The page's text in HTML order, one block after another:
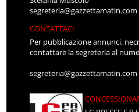
segreteria@gazzettamatin.com
CONTATTACI
Per pubblicazione annunci,
contattare la segreteria al
segreteria@gazzettamatin.com